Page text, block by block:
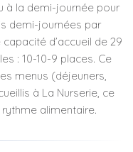
à la demi-journée pour
demi-journées par
d’accueil de 29
: 10-10-9 places. Ce
menus (déjeuners,
à La Nurserie, ce
alimentaire.